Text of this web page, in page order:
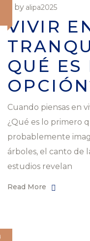
by alipa2025
VIVIR
QUÉ ES
Cuando piensas en
¿Qué es lo primero
probablemente
árboles, el canto de
estudios revelan
Read More